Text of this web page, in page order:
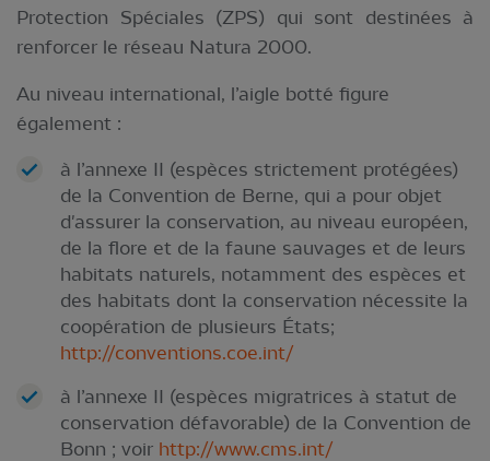
Protection Spéciales (ZPS) qui sont destinées à
renforcer le réseau Natura 2000.
Au niveau international, l’aigle botté figure
également :
à l’annexe II (espèces strictement protégées)
de la Convention de Berne, qui a pour objet
d'assurer la conservation, au niveau européen,
de la flore et de la faune sauvages et de leurs
habitats naturels, notamment des espèces et
des habitats dont la conservation nécessite la
coopération de plusieurs États;
http://conventions.coe.int/
à l’annexe II (espèces migratrices à statut de
conservation défavorable) de la Convention de
Bonn ; voir http://www.cms.int/